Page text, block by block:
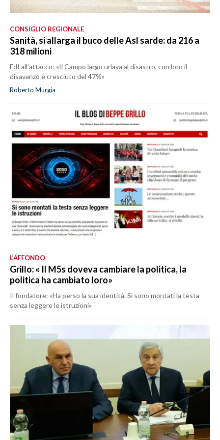
CONSIGLIO REGIONALE
Sanità, si allarga il buco delle Asl sarde: da 216 a
318 milioni
FdI all’attacco: «Il Campo largo urlava al disastro, con loro il
disavanzo è cresciuto del 47%»
Roberto Murgia
L’AFFONDO
Grillo: « Il M5s doveva cambiare la politica, la
politica ha cambiato loro»
Il fondatore: «Ha perso la sua identità. Si sono montati la testa
senza leggere le istruzioni»